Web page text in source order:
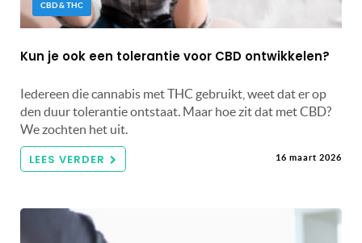
CBD & THC
Kun je ook een tolerantie voor CBD ontwikkelen?
Iedereen die cannabis met THC gebruikt, weet dat er op
den duur tolerantie ontstaat. Maar hoe zit dat met CBD?
We zochten het uit.
LEES VERDER 16 maart 2026